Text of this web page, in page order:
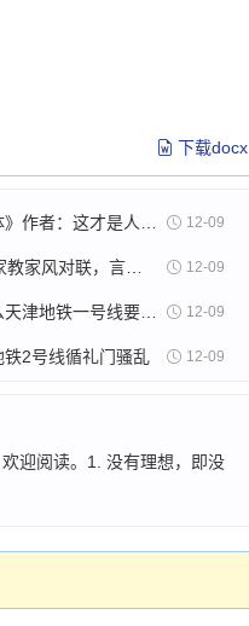
下载docx
12-09
12-09
12-09
铁2号线循礼门骚乱 12-09
迎阅读。1. 没有理想，即没